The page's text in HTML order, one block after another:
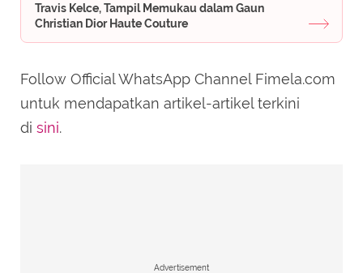
Travis Kelce, Tampil Memukau dalam Gaun
Christian Dior Haute Couture
Follow Official WhatsApp Channel Fimela.com
untuk mendapatkan artikel-artikel terkini
di sini.
Advertisement